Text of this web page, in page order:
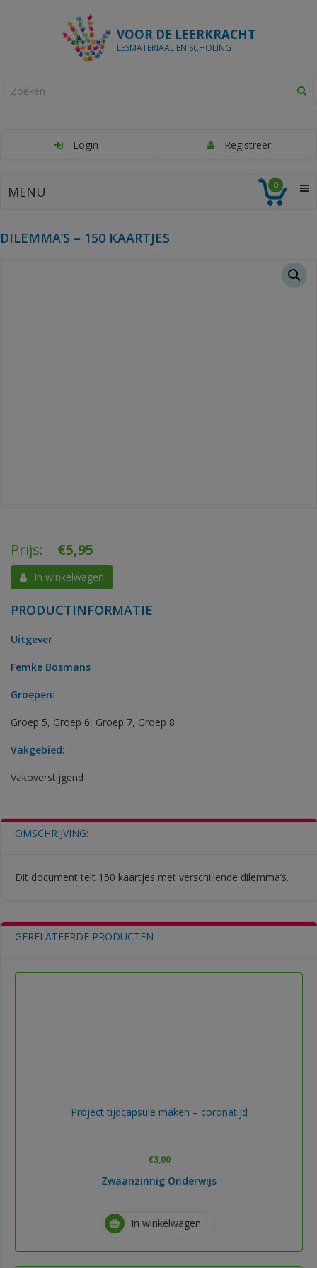
VOOR DE LEERKRACHT
LESMATERIAAL EN SCHOLING
Login Registreer
MENU 0
DILEMMA’S – 150 KAARTJES
Prijs: €5,95
In winkelwagen
PRODUCTINFORMATIE
Uitgever
Femke Bosmans
Groepen:
Groep 5, Groep 6, Groep 7, Groep 8
Vakgebied:
Vakoverstijgend
OMSCHRIJVING:
Dit document telt 150 kaartjes met verschillende dilemma’s.
GERELATEERDE PRODUCTEN
Project tijdcapsule maken – coronatijd
€3,00
Zwaanzinnig Onderwijs
In winkelwagen